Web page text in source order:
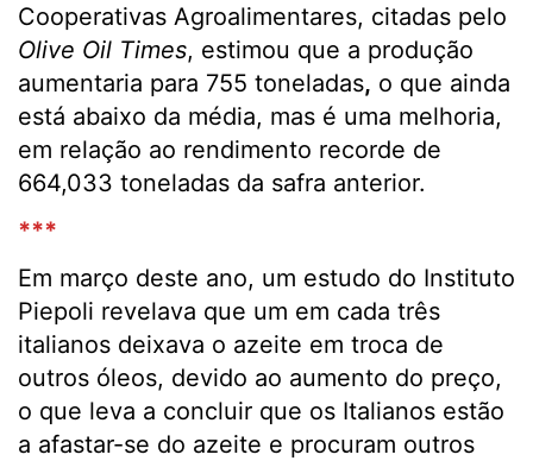
Cooperativas Agroalimentares, citadas pelo
Olive Oil Times, estimou que a produção
aumentaria para 755 toneladas, o que ainda
está abaixo da média, mas é uma melhoria,
em relação ao rendimento recorde de
664,033 toneladas da safra anterior.
***
Em março deste ano, um estudo do Instituto
Piepoli revelava que um em cada três
italianos deixava o azeite em troca de
outros óleos, devido ao aumento do preço,
o que leva a concluir que os Italianos estão
a afastar-se do azeite e procuram outros